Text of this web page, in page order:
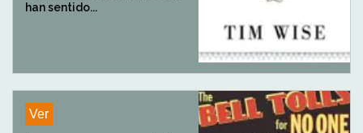
han sentido...
Ver